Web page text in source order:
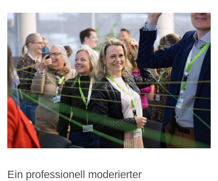
Ein professionell moderierter